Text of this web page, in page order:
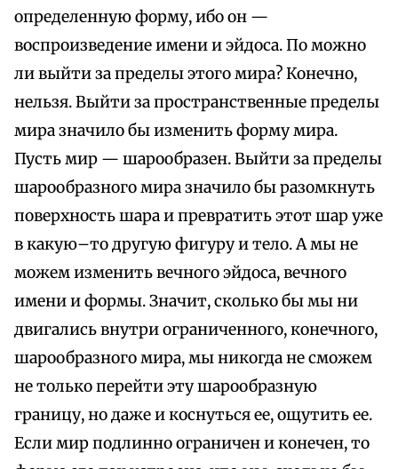
определенную форму, ибо он —
воспроизведение имени и эйдоса. По можно
ли выйти за пределы этого мира? Конечно,
нельзя. Выйти за пространственные пределы
мира значило бы изменить форму мира.
Пусть мир — шарообразен. Выйти за пределы
шарообразного мира значило бы разомкнуть
поверхность шара и превратить этот шар уже
в какую–то другую фигуру и тело. А мы не
можем изменить вечного эйдоса, вечного
имени и формы. Значит, сколько бы мы ни
двигались внутри ограниченного, конечного,
шарообразного мира, мы никогда не сможем
не только перейти эту шарообразную
границу, но даже и коснуться ее, ощутить ее.
Если мир подлинно ограничен и конечен, то